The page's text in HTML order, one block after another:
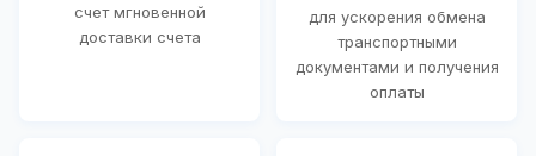
счет мгновенной
доставки счета
для ускорения обмена
транспортными
документами и получения
оплаты